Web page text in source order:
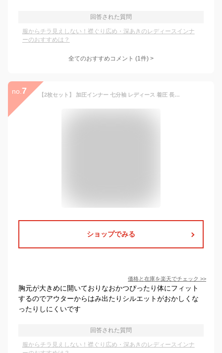
回答された質問
服からチラ見えしない！襟ぐり広め・深あきのレディースインナ
ーのおすすめは？
全てのおすすめコメント (1件) >
no. 7 【2枚セット】 加圧インナー 七分袖 レディース 着圧 長袖 tシャツ 骨盤矯正 お得な2枚セット！加圧インナー 襟ぐり大きめ 薄手 響かない スタイルアップ 吸湿 引き締め 補正下着 補正 インナー 加圧【フライビシット加圧サグーテ】
ショップでみる
価格と在庫を楽天でチェック >>
胸元が大きめに開いておりなおかつぴったり体にフィット
するのでアウターからはみ出たりシルエットがおかしくな
ったりしにくいです
回答された質問
服からチラ見えしない！襟ぐり広め・深あきのレディースインナ